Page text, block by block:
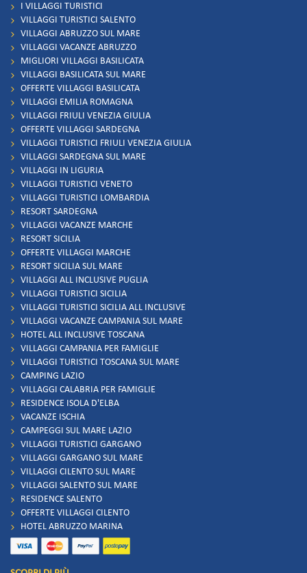
I VILLAGGI TURISTICI
VILLAGGI TURISTICI SALENTO
VILLAGGI ABRUZZO SUL MARE
VILLAGGI VACANZE ABRUZZO
MIGLIORI VILLAGGI BASILICATA
VILLAGGI BASILICATA SUL MARE
OFFERTE VILLAGGI BASILICATA
VILLAGGI EMILIA ROMAGNA
VILLAGGI FRIULI VENEZIA GIULIA
OFFERTE VILLAGGI SARDEGNA
VILLAGGI TURISTICI FRIULI VENEZIA GIULIA
VILLAGGI SARDEGNA SUL MARE
VILLAGGI IN LIGURIA
VILLAGGI TURISTICI VENETO
VILLAGGI TURISTICI LOMBARDIA
RESORT SARDEGNA
VILLAGGI VACANZE MARCHE
RESORT SICILIA
OFFERTE VILLAGGI MARCHE
RESORT SICILIA SUL MARE
VILLAGGI ALL INCLUSIVE PUGLIA
VILLAGGI TURISTICI SICILIA
VILLAGGI TURISTICI SICILIA ALL INCLUSIVE
VILLAGGI VACANZE CAMPANIA SUL MARE
HOTEL ALL INCLUSIVE TOSCANA
VILLAGGI CAMPANIA PER FAMIGLIE
VILLAGGI TURISTICI TOSCANA SUL MARE
CAMPING LAZIO
VILLAGGI CALABRIA PER FAMIGLIE
RESIDENCE ISOLA D'ELBA
VACANZE ISCHIA
CAMPEGGI SUL MARE LAZIO
VILLAGGI TURISTICI GARGANO
VILLAGGI GARGANO SUL MARE
VILLAGGI CILENTO SUL MARE
VILLAGGI SALENTO SUL MARE
RESIDENCE SALENTO
OFFERTE VILLAGGI CILENTO
HOTEL ABRUZZO MARINA